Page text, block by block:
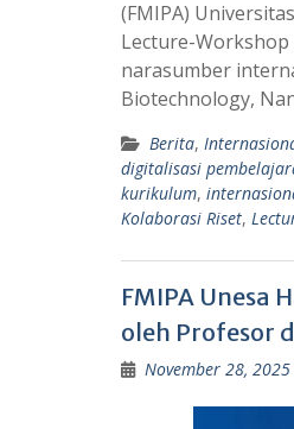
t
A
p
e
g
r
m
(FMIPA)
Lecture-
narasumber
Biotechnology,
Berita,
digitalisasi
kurikulum,
Kolaborasi Riset,
FMIPA Unesa
oleh Profesor
November 28, 2025